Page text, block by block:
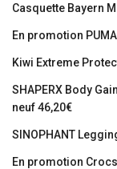
Casquette Bayern
En promotion
Kiwi Extreme
SHAPERX Body
neuf 46,20€
SINOPHANT
En promotion